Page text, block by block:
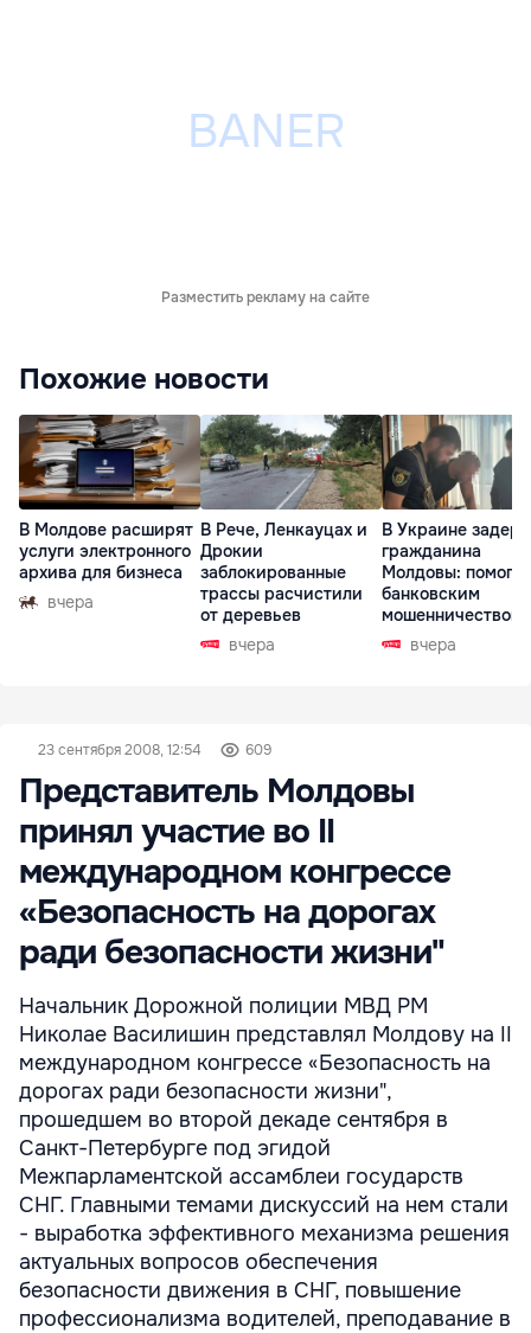
Разместить рекламу на сайте
Похожие новости
В Молдове расширят
услуги электронного
архива для бизнеса
вчера
В Рече, Ленкауцах и
Дрокии
заблокированные
трассы расчистили
от деревьев
вчера
В Украине
гражданина
Молдовы:
банковским
мошенничеством
Чехиивчера
23 сентября 2008, 12:54 609
Представитель Молдовы
принял участие во II
международном конгрессе
«Безопасность на дорогах
ради безопасности жизни"
Начальник Дорожной полиции МВД РМ
Николае Василишин представлял Молдову на II
международном конгрессе «Безопасность на
дорогах ради безопасности жизни",
прошедшем во второй декаде сентября в
Санкт-Петербурге под эгидой
Межпарламентской ассамблеи государств
СНГ. Главными темами дискуссий на нем стали
- выработка эффективного механизма решения
актуальных вопросов обеспечения
безопасности движения в СНГ, повышение
профессионализма водителей, преподавание в